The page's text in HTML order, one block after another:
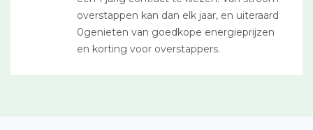
overstappen kan dan elk jaar, en uiteraard
0genieten van goedkope energieprijzen
en korting voor overstappers.